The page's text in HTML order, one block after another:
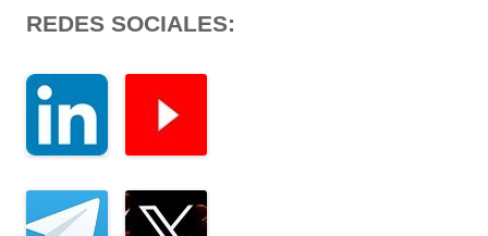
REDES SOCIALES: